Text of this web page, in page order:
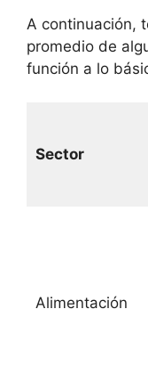
A continuación,
promedio de
función a lo
Sector
Alimentación